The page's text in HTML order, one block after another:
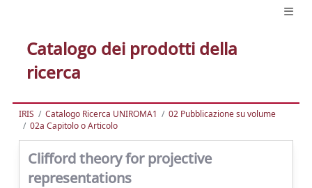
Catalogo dei prodotti della
ricerca
IRIS Catalogo Ricerca UNIROMA1
02 Pubblicazione su volume
02a Capitolo o Articolo
Clifford theory for projective
representations